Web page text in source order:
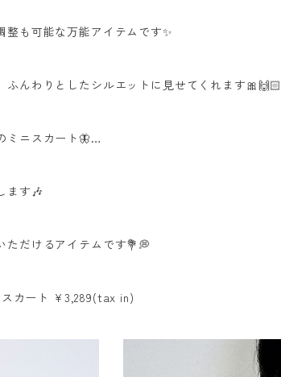
も可能な万能アイテムです✨️
んわりとしたシルエットに見せてくれます🎀🙌🏻
ミニスカート🦋…
ます🎶
ただけるアイテムです💐💭
スカート ¥3,289(tax in)